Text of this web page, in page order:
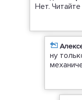
Нет.
ну